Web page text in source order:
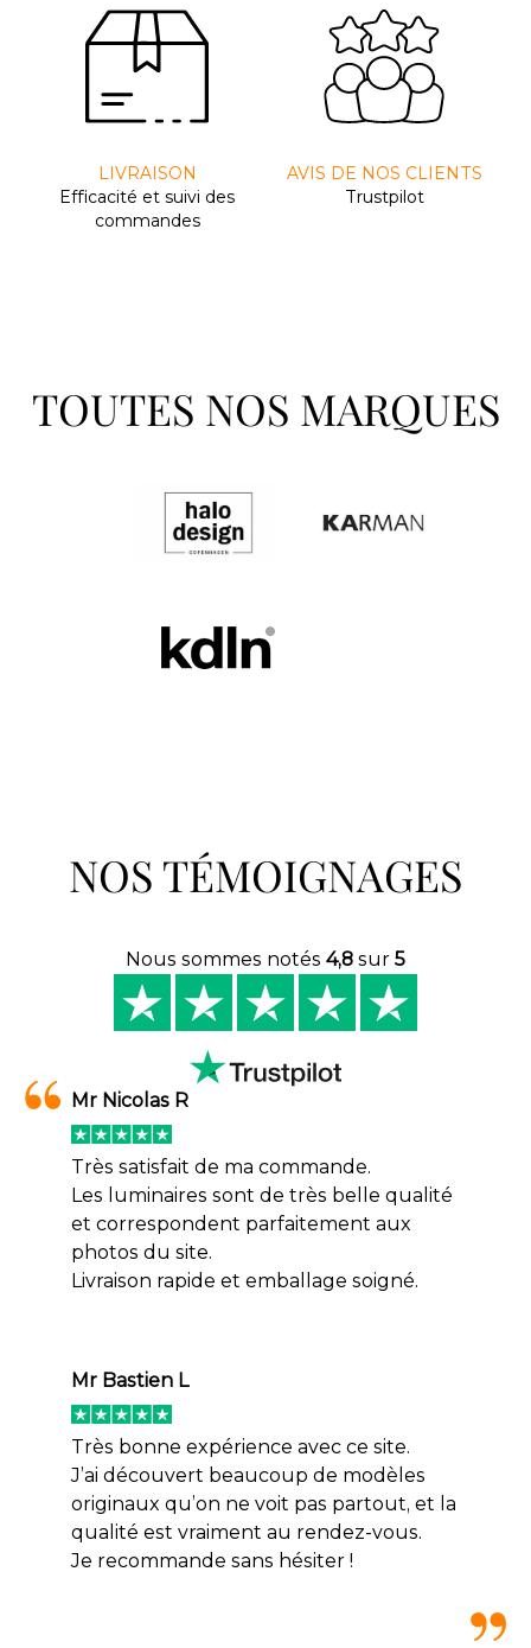
LIVRAISON
Efﬁcacité et suivi des
commandes
AVIS DE NOS CLIENTS
Trustpilot
TOUTES NOS MARQUES
NOS TÉMOIGNAGES
Nous sommes notés 4,8 sur 5
Mr Nicolas R
Très satisfait de ma commande.
Les luminaires sont de très belle qualité
et correspondent parfaitement aux
photos du site.
Livraison rapide et emballage soigné.
Mr Bastien L
Très bonne expérience avec ce site.
J’ai découvert beaucoup de modèles
originaux qu’on ne voit pas partout, et la
qualité est vraiment au rendez-vous.
Je recommande sans hésiter !